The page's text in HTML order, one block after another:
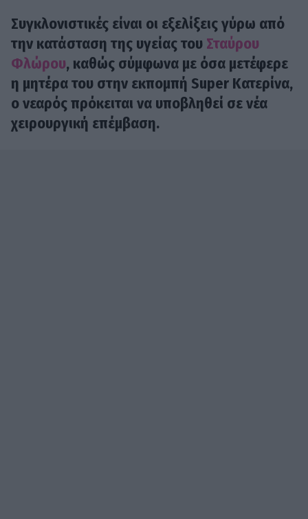
Συγκλονιστικές είναι οι εξελίξεις γύρω από
την κατάσταση της υγείας του Σταύρου
Φλώρου, καθώς σύμφωνα με όσα μετέφερε
η μητέρα του στην εκπομπή Super Κατερίνα,
ο νεαρός πρόκειται να υποβληθεί σε νέα
χειρουργική επέμβαση.